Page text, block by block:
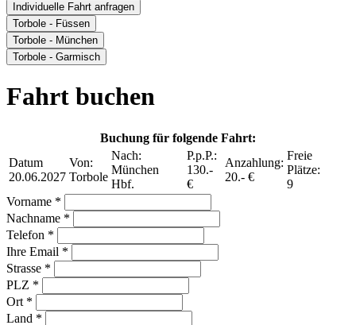
Individuelle Fahrt anfragen
Torbole - Füssen
Torbole - München
Torbole - Garmisch
Fahrt buchen
Buchung für folgende Fahrt:
Datum
20.06.2027
Von:
Torbole
Nach:
München
Hbf.
P.p.P.:
130.-
€
Anzahlung:
20.- €
Freie
Plätze:
9
Vorname *
Nachname *
Telefon *
Ihre Email *
Strasse *
PLZ *
Ort *
Land *